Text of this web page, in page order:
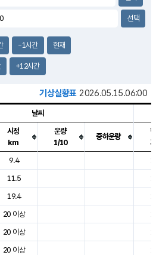
s
-1시간 현재
+12시간
기상실황표 2026.05.15.06:00
, 기온, 강수, 바람, 기압등을 안내한 표입
날씨
시정
km
운량
1/10
중하운량
9.4
11.5
19.4
20 이상
20 이상
20 이상